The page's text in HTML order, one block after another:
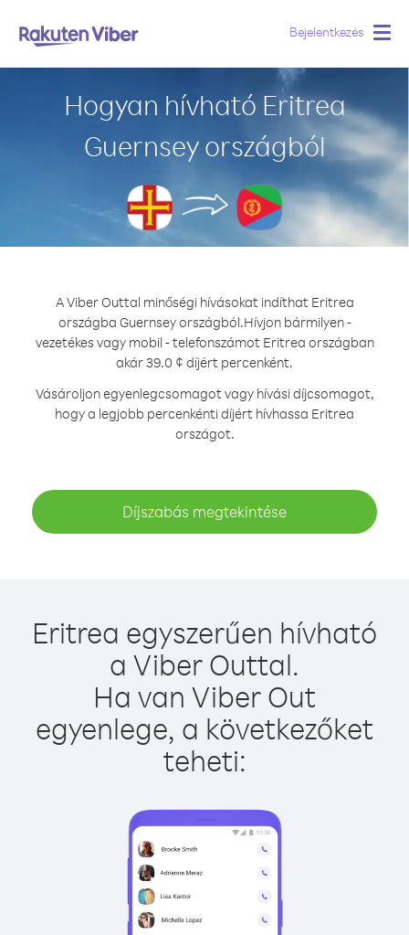
Bejelentkezés
Hogyan hívható Eritrea
Guernsey országból
A Viber Outtal minőségi hívásokat indíthat Eritrea
országba Guernsey országból.Hívjon bármilyen -
vezetékes vagy mobil - telefonszámot Eritrea országban
akár 39.0 ¢ díjért percenként.
Vásároljon egyenlegcsomagot vagy hívási díjcsomagot,
hogy a legjobb percenkénti díjért hívhassa Eritrea
országot.
Díjszabás megtekintése
Eritrea egyszerűen hívható
a Viber Outtal.
Ha van Viber Out
egyenlege, a következőket
teheti: